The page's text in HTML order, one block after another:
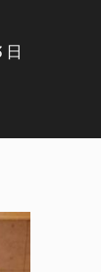
日